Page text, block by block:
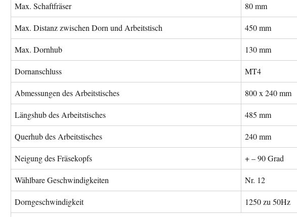
Max. Schaftfräser 80 mm
Max. Distanz zwischen Dorn und Arbeitstisch 450 mm
Max. Dornhub 130 mm
Dornanschluss MT4
Abmessungen des Arbeitstisches 800 x 240 mm
Längshub des Arbeitstisches 485 mm
Querhub des Arbeitstisches 240 mm
Neigung des Fräsekopfs + – 90 Grad
Wählbare Geschwindigkeiten Nr. 12
Dorngeschwindigkeit 1250 zu 50Hz